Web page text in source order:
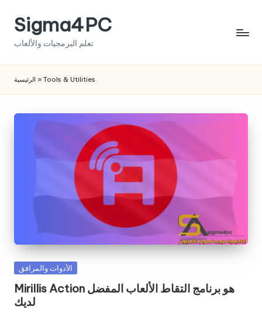
SkipSigma4PC
تعلم البرمجيات والألعاب
الرئيسية » Tools & Utilities
Posted
الأدوات والمرافق
Mirillis Action هو برنامج التقاط الألعاب المفضل
لديك